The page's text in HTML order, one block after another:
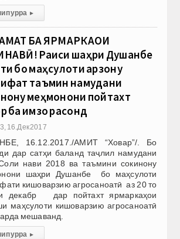
пурра ▸
БА ЯРМАРКАҲОИ
Раиси шаҳри Душанбе
бо маҳсулоти арзону
таъмин намудани
меҳмонони пойтахт
ба имзо расонд
16.Дек 2017
16.12.2017./АМИТ “Ховар”/. Бо
дар сатҳи баланд таҷлил намудани
нави 2018 ва таъмини сокинону
шаҳри Душанбе бо маҳсулоти
кишоварзию агросаноатӣ аз 20 то
декабр дар пойтахт ярмаркаҳои
маҳсулоти кишоварзию агросаноатӣ
мешаванд.
пурра ▸